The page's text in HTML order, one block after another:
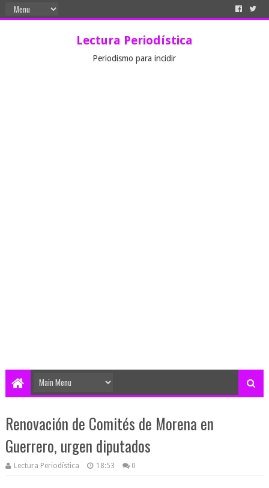
Lectura Periodística
Periodismo para incidir
Renovación de Comités de Morena en
Guerrero, urgen diputados
Lectura Periodística 18:53 0